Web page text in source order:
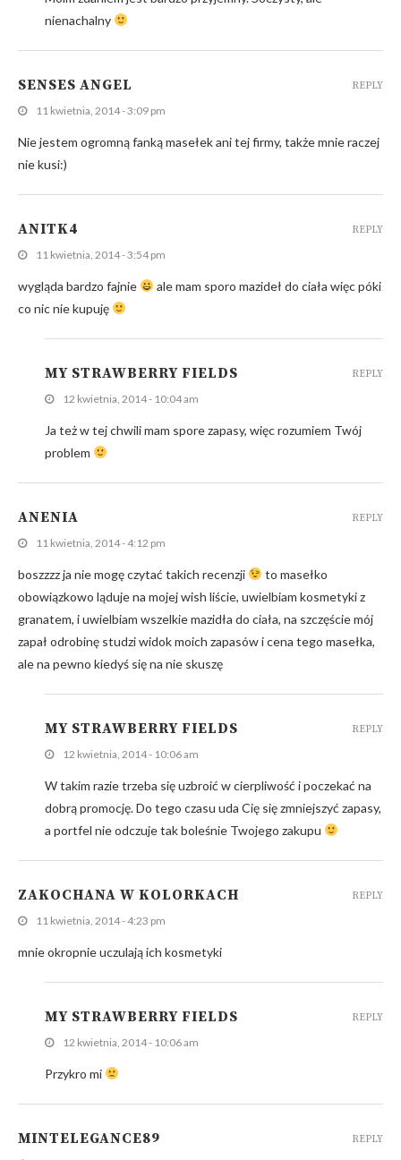
nienachalny
SENSES ANGEL
11 kwietnia, 2014 - 3:09 pm
Nie jestem ogromną fanką masełek ani tej firmy, także mnie raczej
nie kusi:)
REPLY
ANITK4
11 kwietnia, 2014 - 3:54 pm
wygląda bardzo fajnie
ale mam sporo mazideł do ciała więc póki
co nic nie kupuję
REPLY
MY STRAWBERRY FIELDS
12 kwietnia, 2014 - 10:04 am
Ja też w tej chwili mam spore zapasy, więc rozumiem Twój
problem
REPLY
ANENIA
11 kwietnia, 2014 - 4:12 pm
boszzzz ja nie mogę czytać takich recenzji
to masełko
obowiązkowo ląduje na mojej wish liście, uwielbiam kosmetyki z
granatem, i uwielbiam wszelkie mazidła do ciała, na szczęście mój
zapał odrobinę studzi widok moich zapasów i cena tego masełka,
ale na pewno kiedyś się na nie skuszę
REPLY
MY STRAWBERRY FIELDS
12 kwietnia, 2014 - 10:06 am
W takim razie trzeba się uzbroić w cierpliwość i poczekać na
dobrą promocję. Do tego czasu uda Cię się zmniejszyć zapasy,
a portfel nie odczuje tak boleśnie Twojego zakupu
REPLY
ZAKOCHANA W KOLORKACH
11 kwietnia, 2014 - 4:23 pm
mnie okropnie uczulają ich kosmetyki
REPLY
MY STRAWBERRY FIELDS
12 kwietnia, 2014 - 10:06 am
Przykro mi
REPLY
MINTELEGANCE89 REPLY